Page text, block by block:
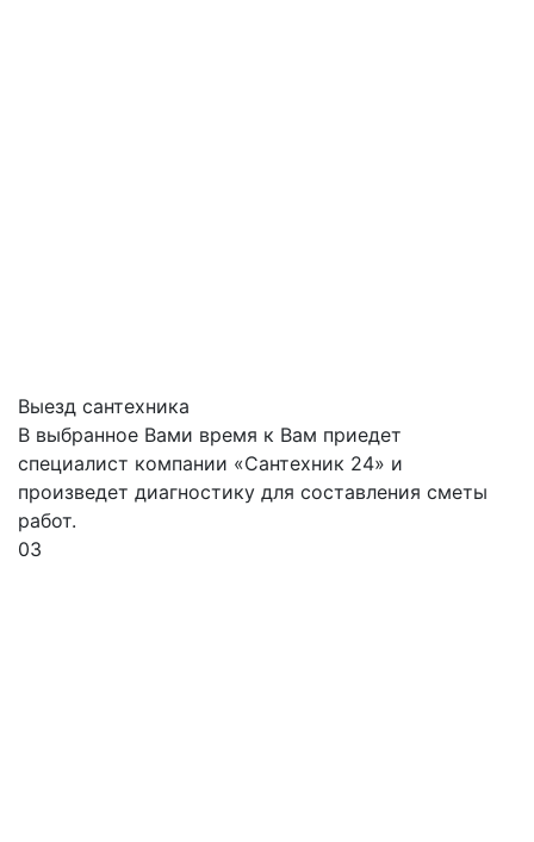
Выезд сантехника
В выбранное Вами время к Вам приедет
специалист компании «Сантехник 24» и
произведет диагностику для составления сметы
работ.
03